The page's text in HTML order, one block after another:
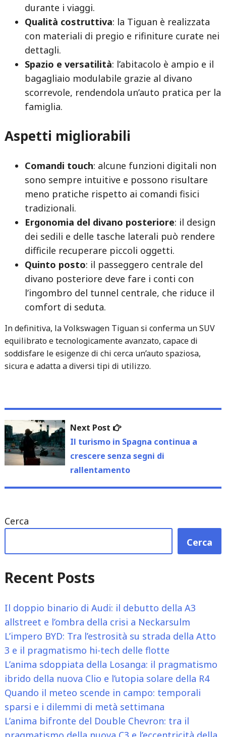
durante i viaggi.
Qualità costruttiva: la Tiguan è realizzata
con materiali di pregio e rifiniture curate nei
dettagli.
Spazio e versatilità: l’abitacolo è ampio e il
bagagliaio modulabile grazie al divano
scorrevole, rendendola un’auto pratica per la
famiglia.
Aspetti migliorabili
Comandi touch: alcune funzioni digitali non
sono sempre intuitive e possono risultare
meno pratiche rispetto ai comandi fisici
tradizionali.
Ergonomia del divano posteriore: il design
dei sedili e delle tasche laterali può rendere
difficile recuperare piccoli oggetti.
Quinto posto: il passeggero centrale del
divano posteriore deve fare i conti con
l’ingombro del tunnel centrale, che riduce il
comfort di seduta.
In definitiva, la Volkswagen Tiguan si conferma un SUV
equilibrato e tecnologicamente avanzato, capace di
soddisfare le esigenze di chi cerca un’auto spaziosa,
sicura e adatta a diversi tipi di utilizzo.
Navigazione
articoli
Next Post
Next
post:
Il turismo in Spagna continua a
crescere senza segni di
rallentamento
Cerca
Cerca
Recent Posts
Il doppio binario di Audi: il debutto della A3
allstreet e l’ombra della crisi a Neckarsulm
L’impero BYD: Tra l’estrosità su strada della Atto
3 e il pragmatismo hi-tech delle flotte
L’anima sdoppiata della Losanga: il pragmatismo
ibrido della nuova Clio e l’utopia solare della R4
Quando il meteo scende in campo: temporali
sparsi e i dilemmi di metà settimana
L’anima bifronte del Double Chevron: tra il